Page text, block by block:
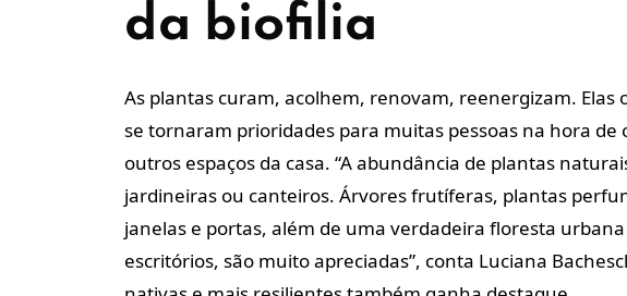
da biofilia
As plantas curam, acolhem, renovam, reenergizam. Elas
se tornaram prioridades para muitas pessoas na hora de
outros espaços da casa. “A abundância de plantas
jardineiras ou canteiros. Árvores frutíferas, plantas
janelas e portas, além de uma verdadeira floresta
escritórios, são muito apreciadas”, conta Luciana